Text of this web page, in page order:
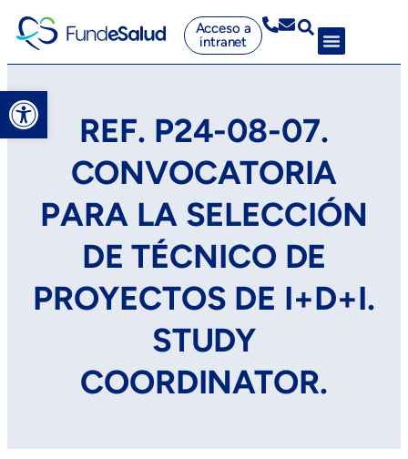
Abrir barra de herramientas
Acceso a
intranet
REF. P24-08-07.
CONVOCATORIA
PARA LA SELECCIÓN
DE TÉCNICO DE
PROYECTOS DE I+D+I.
STUDY
COORDINATOR.